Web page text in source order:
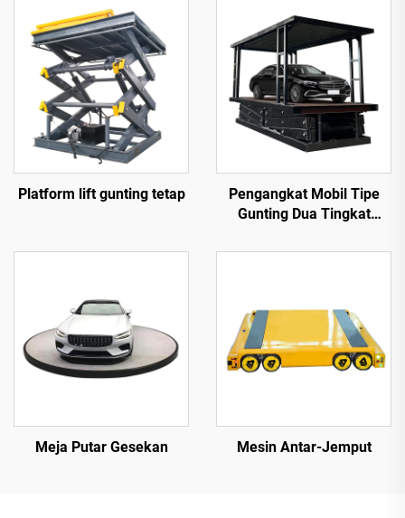
Platform lift gunting tetap
Pengangkat Mobil Tipe
Gunting Dua Tingkat
Parkir)
Meja Putar Gesekan Mesin Antar-Jemput